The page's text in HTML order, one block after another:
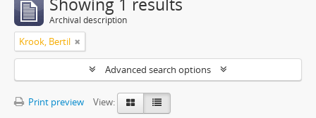
Showing 1 results
Archival description
Krook, Bertil
Advanced search options
Print preview
View: